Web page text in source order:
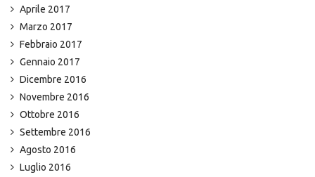
Aprile 2017
Marzo 2017
Febbraio 2017
Gennaio 2017
Dicembre 2016
Novembre 2016
Ottobre 2016
Settembre 2016
Agosto 2016
Luglio 2016